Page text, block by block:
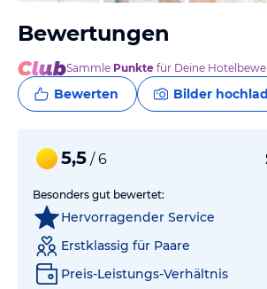
Bewertungen
Sammle Punkte für Deine
Bewerten Bilder
5,5 / 6
Besonders gut bewertet:
Hervorragender Service
Erstklassig für Paare
Preis-Leistungs-Verhältnis